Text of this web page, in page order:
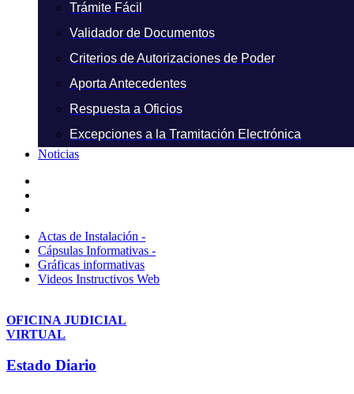
Trámite Fácil
Validador de Documentos
Criterios de Autorizaciones de Poder
Aporta Antecedentes
Respuesta a Oficios
Excepciones a la Tramitación Electrónica
Noticias
Actas de Instalación -
Cápsulas Informativas -
Gráficas informativas
Videos Instructivos Web
OFICINA JUDICIAL
VIRTUAL
Estado Diario